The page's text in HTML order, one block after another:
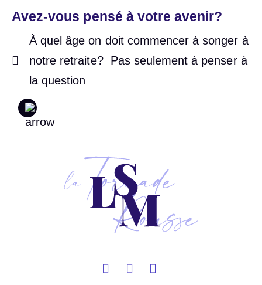
Avez-vous pensé à votre avenir?
À quel âge on doit commencer à songer à
notre retraite? Pas seulement à penser à
la question